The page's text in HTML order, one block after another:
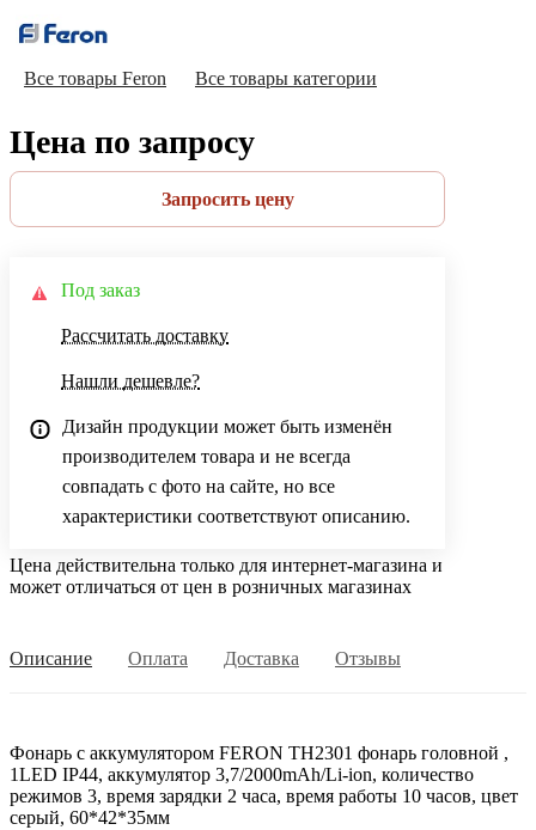
Все товары Feron Все товары категории
Цена по запросу
Запросить цену
Под заказ
Рассчитать доставку
Нашли дешевле?
Дизайн продукции может быть изменён
производителем товара и не всегда
совпадать с фото на сайте, но все
характеристики соответствуют описанию.
Цена действительна только для интернет-магазина и
может отличаться от цен в розничных магазинах
Описание Оплата Доставка Отзывы
Фонарь с аккумулятором FERON TH2301 фонарь головной ,
1LED IP44, аккумулятор 3,7/2000mAh/Li-ion, количество
режимов 3, время зарядки 2 часа, время работы 10 часов, цвет
серый, 60*42*35мм